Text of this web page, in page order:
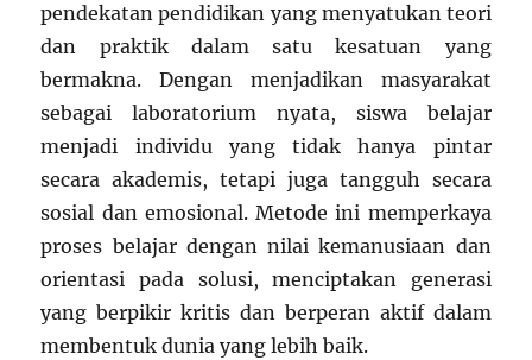
pendekatan pendidikan yang menyatukan teori
dan praktik dalam satu kesatuan yang
bermakna. Dengan menjadikan masyarakat
sebagai laboratorium nyata, siswa belajar
menjadi individu yang tidak hanya pintar
secara akademis, tetapi juga tangguh secara
sosial dan emosional. Metode ini memperkaya
proses belajar dengan nilai kemanusiaan dan
orientasi pada solusi, menciptakan generasi
yang berpikir kritis dan berperan aktif dalam
membentuk dunia yang lebih baik.